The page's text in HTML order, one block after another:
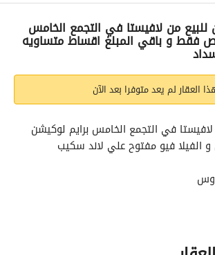
الاتجاهات والمؤشرات رهن عقاري
للبيع من لافيستا في التجمع الخامس
فقط و باقي المبلغ اقساط متساويه
العقار لم يعد متوفرا بعد الآن
لافيستا في التجمع الخامس برايم لوكيشن
الفيلا فيو مفتوح علي لاند سكيب